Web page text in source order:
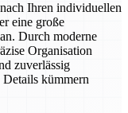
Ihren individuellen
eine große
Durch moderne
Organisation
zuverlässig
kümmern